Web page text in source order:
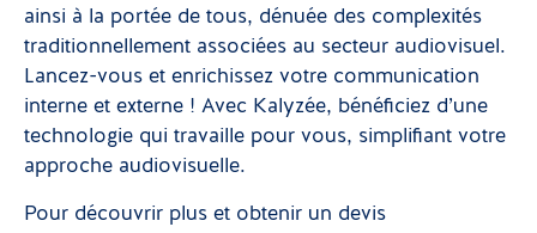
ainsi à la portée de tous, dénuée des complexités
traditionnellement associées au secteur audiovisuel.
Lancez-vous et enrichissez votre communication
interne et externe ! Avec Kalyzée, bénéficiez d’une
technologie qui travaille pour vous, simplifiant votre
approche audiovisuelle.
Pour découvrir plus et obtenir un devis